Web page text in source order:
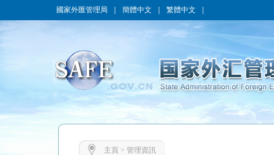
國家外匯管理局 簡體中文 繁體中文
主頁 > 管理資訊